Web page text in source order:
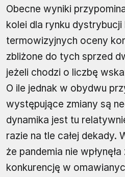
Obecne wyniki
kolei dla rynku dystrybucji
termowizyjnych oceny
zbliżone do tych sprzed
jeżeli chodzi o liczbę
O ile jednak w obydwu
występujące zmiany są
dynamika jest tu
razie na tle całej dekady.
że pandemia nie
konkurencję w